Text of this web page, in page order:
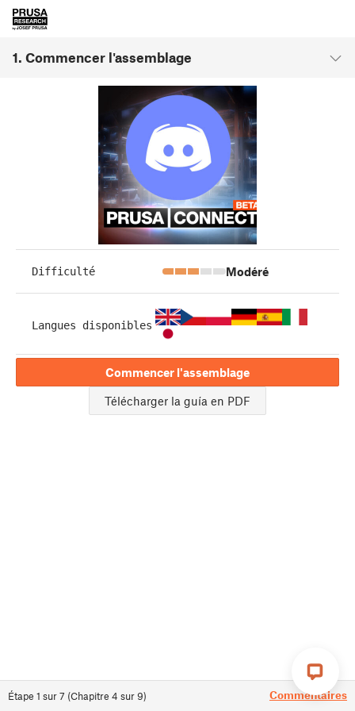
1. Commencer l'assemblage
Étape 1 sur7 (Chapitre 4 sur9) Commentaires
Difficulté Modéré
Langues disponibles
Commencer l'assemblage
Télécharger la guía en PDF